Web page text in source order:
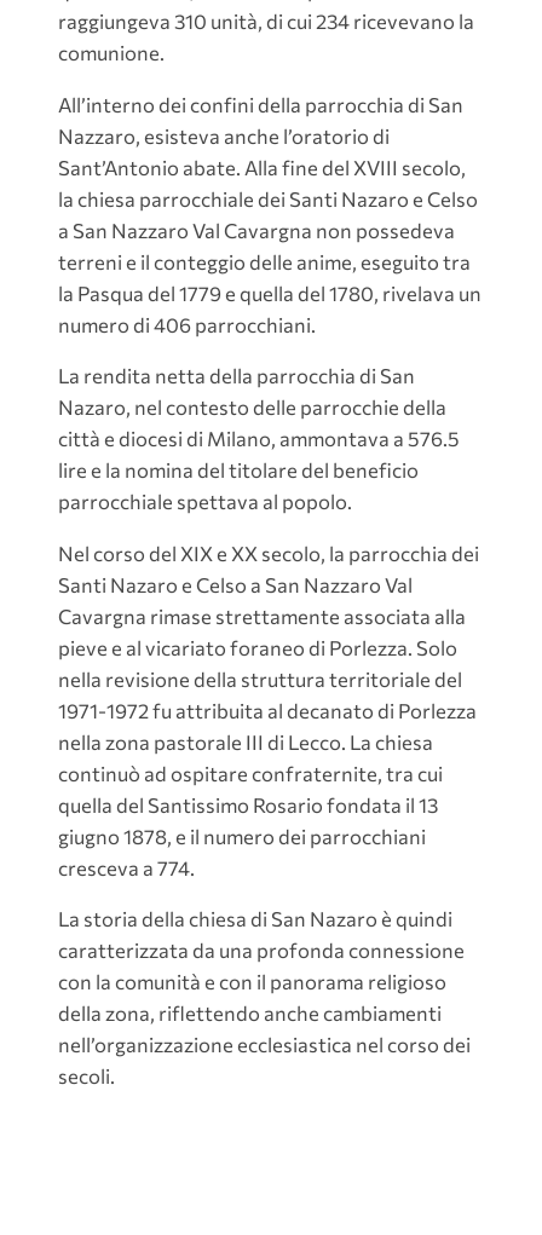
raggiungeva 310 unità, di cui 234 ricevevano la
comunione.
All’interno dei confini della parrocchia di San
Nazzaro, esisteva anche l’oratorio di
Sant’Antonio abate. Alla fine del XVIII secolo,
la chiesa parrocchiale dei Santi Nazaro e Celso
a San Nazzaro Val Cavargna non possedeva
terreni e il conteggio delle anime, eseguito tra
la Pasqua del 1779 e quella del 1780, rivelava un
numero di 406 parrocchiani.
La rendita netta della parrocchia di San
Nazaro, nel contesto delle parrocchie della
città e diocesi di Milano, ammontava a 576.5
lire e la nomina del titolare del beneficio
parrocchiale spettava al popolo.
Nel corso del XIX e XX secolo, la parrocchia dei
Santi Nazaro e Celso a San Nazzaro Val
Cavargna rimase strettamente associata alla
pieve e al vicariato foraneo di Porlezza. Solo
nella revisione della struttura territoriale del
1971-1972 fu attribuita al decanato di Porlezza
nella zona pastorale III di Lecco. La chiesa
continuò ad ospitare confraternite, tra cui
quella del Santissimo Rosario fondata il 13
giugno 1878, e il numero dei parrocchiani
cresceva a 774.
La storia della chiesa di San Nazaro è quindi
caratterizzata da una profonda connessione
con la comunità e con il panorama religioso
della zona, riflettendo anche cambiamenti
nell’organizzazione ecclesiastica nel corso dei
secoli.